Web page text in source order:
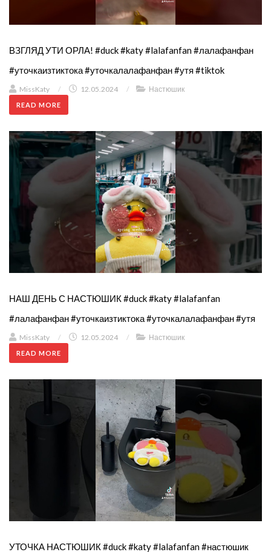
ВЗГЛЯД УТИ ОРЛА! #duck #katy #lalafanfan #лалафанфан
#уточкаизтиктока #уточкалалафанфан #утя #tiktok
MissKaty / 12.05.2024 / Настюшик
READ MORE
НАШ ДЕНЬ С НАСТЮШИК #duck #katy #lalafanfan
#лалафанфан #уточкаизтиктока #уточкалалафанфан #утя
MissKaty / 12.05.2024 / Настюшик
READ MORE
УТОЧКА НАСТЮШИК #duck #katy #lalafanfan #настюшик